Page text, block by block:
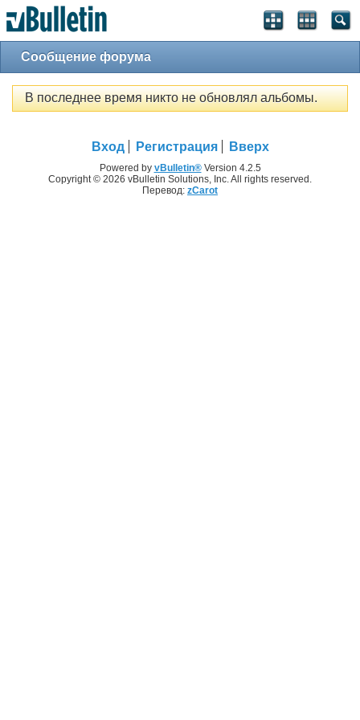
Сообщение форума
В последнее время никто не обновлял альбомы.
Вход Регистрация Вверх
Powered by vBulletin®Version 4.2.5
Copyright © 2026 vBulletin Solutions, Inc. All rights reserved.
Перевод: zCarot